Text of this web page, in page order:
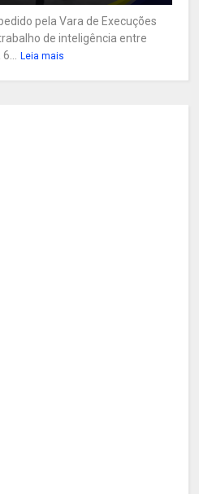
pela Vara de Execuções
de inteligência entre
Leia mais